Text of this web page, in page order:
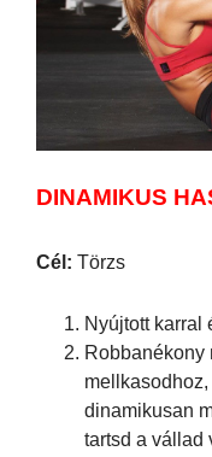
DINAMIKUS
Cél: Törzs
Nyújtott karral
Robbanékony
dinamikusan
tartsd a vállad